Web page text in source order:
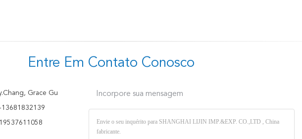
Entre Em Contato Conosco
Grace Gu Incorpore sua mensagem